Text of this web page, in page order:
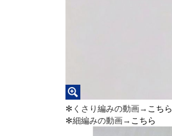
✻くさり編みの動画→ こちら
✻細編みの動画→ こちら